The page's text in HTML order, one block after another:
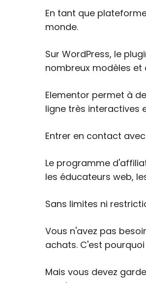
En tant que
monde.
Sur WordPress, le
nombreux modèles et
Elementor permet à
ligne très interactives
Entrer en contact
Le programme
les éducateurs web,
Sans limites ni
Vous n'avez pas
achats. C'est
Mais vous devez